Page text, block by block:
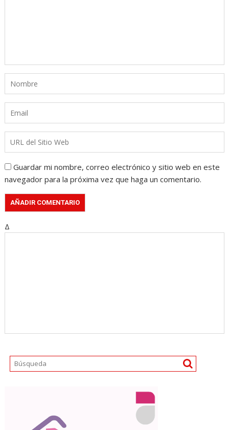
Guardar mi nombre, correo electrónico y sitio web en este
navegador para la próxima vez que haga un comentario.
Δ